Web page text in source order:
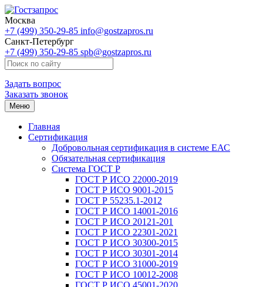
Москва
+7 (499) 350-29-85 info@gostzapros.ru
Санкт-Петербург
+7 (499) 350-29-85 spb@gostzapros.ru
Задать вопрос
Заказать звонок
Меню
Главная
Сертификация
Добровольная сертификация в системе ЕАС
Обязательная сертификация
Система ГОСТ Р
ГОСТ Р ИСО 22000-2019
ГОСТ Р ИСО 9001-2015
ГОСТ Р 55235.1-2012
ГОСТ Р ИСО 14001-2016
ГОСТ Р ИСО 20121-201
ГОСТ Р ИСО 22301-2021
ГОСТ Р ИСО 30300-2015
ГОСТ Р ИСО 30301-2014
ГОСТ Р ИСО 31000-2019
ГОСТ Р ИСО 10012-2008
ГОСТ Р ИСО 45001-2020